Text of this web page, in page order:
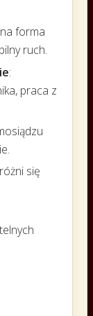
forma
ruch.
:
praca z
się